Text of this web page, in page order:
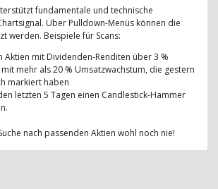
fundamentale und technische
Über Pulldown-Menüs können die
werden. Beispiele für Scans:
Aktien mit Dividenden-Renditen über 3 %
mit mehr als 20 % Umsatzwachstum, die gestern
markiert haben
letzten 5 Tagen einen Candlestick-Hammer
nach passenden Aktien wohl noch nie!